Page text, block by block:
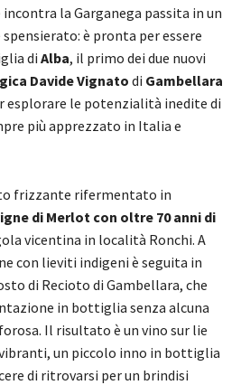
la Garganega passita in un
è pronta per essere
di Alba, il primo dei due nuovi
Davide Vignato di Gambellara
esplorare le potenzialità inedite di
più apprezzato in Italia e
frizzante rifermentato in
di Merlot con oltre 70 anni di
vicentina in località Ronchi. A
con lieviti indigeni è seguita in
di Recioto di Gambellara, che
in bottiglia senza alcuna
Il risultato è un vino sur lie
un piccolo inno in bottiglia
di ritrovarsi per un brindisi